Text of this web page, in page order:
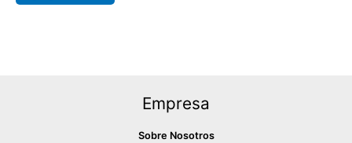
Empresa
Sobre Nosotros